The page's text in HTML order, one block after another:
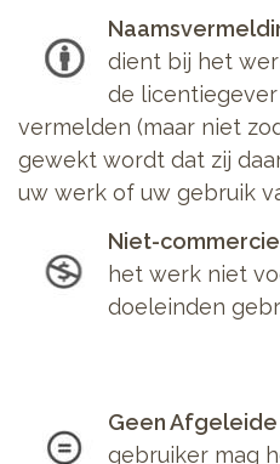
dient bij het
de
vermelden (maar niet
gewekt wordt dat zij
uw werk of uw gebruik
Niet-
het werk niet
doeleinden
Geen
gebruiker mag